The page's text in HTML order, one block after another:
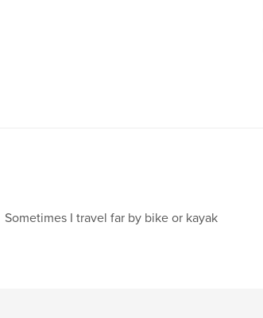
Sometimes I travel far by bike or kayak